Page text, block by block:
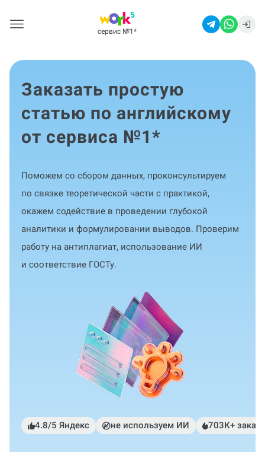
сервис №1 *
Заказать простую
статью по английскому
от сервиса №1*
Поможем со сбором данных, проконсультируем
по связке теоретической части с практикой,
окажем содействие в проведении глубокой
аналитики и формулировании выводов. Проверим
работу на антиплагиат, использование ИИ
и соответствие ГОСТу.
4.8/5 Яндекс не используем ИИ 703К+